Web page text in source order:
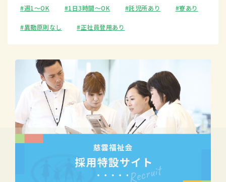
週1〜OK 1日3時間〜OK 託児所あり 寮あり
異動原則なし 正社員登用あり